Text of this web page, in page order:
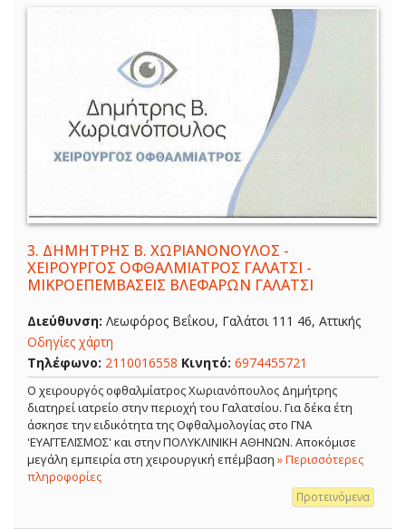
3. ΔΗΜΗΤΡΗΣ Β. ΧΩΡΙΑΝΟΝΟΥΛΟΣ -
ΧΕΙΡΟΥΡΓΟΣ ΟΦΘΑΛΜΙΑΤΡΟΣ ΓΑΛΑΤΣΙ -
ΜΙΚΡΟΕΠΕΜΒΑΣΕΙΣ ΒΛΕΦΑΡΩΝ ΓΑΛΑΤΣΙ
Διεύθυνση: Λεωφόρος Βεΐκου, Γαλάτσι 111 46, Αττικής
Οδηγίες χάρτη
Τηλέφωνο: 2110016558 Κινητό: 6974455721
Ο χειρουργός οφθαλμίατρος Χωριανόπουλος Δημήτρης
διατηρεί ιατρείο στην περιοχή του Γαλατσίου. Για δέκα έτη
άσκησε την ειδικότητα της Οφθαλμολογίας στο ΓΝΑ
'ΕΥΑΓΓΕΛΙΣΜΟΣ' και στην ΠΟΛΥΚΛΙΝΙΚΗ ΑΘΗΝΩΝ. Αποκόμισε
μεγάλη εμπειρία στη χειρουργική επέμβαση » Περισσότερες
πληροφορίες
Προτεινόμενα